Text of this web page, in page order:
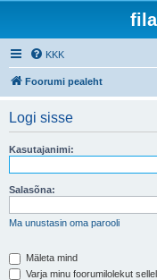
KKK
Foorumi pealeht
Logi sisse
Kasutajanimi:
Salasõna:
Ma unustasin oma parooli
Mäleta mind
Varja minu foorumilolekut